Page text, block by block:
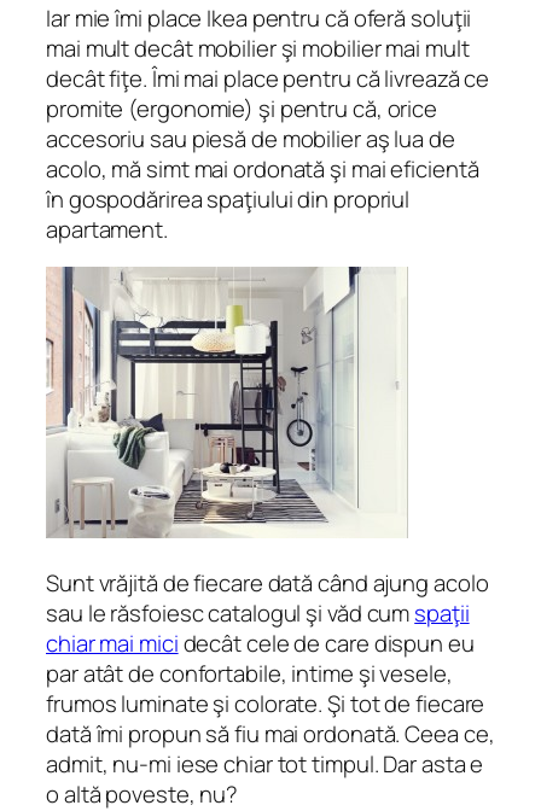
Iar mie îmi place Ikea pentru că oferă soluţii
mai mult decât mobilier şi mobilier mai mult
decât fiţe. Îmi mai place pentru că livrează ce
promite (ergonomie) şi pentru că, orice
accesoriu sau piesă de mobilier aş lua de
acolo, mă simt mai ordonată şi mai eficientă
în gospodărirea spaţiului din propriul
apartament.
Sunt vrăjită de fiecare dată când ajung acolo
sau le răsfoiesc catalogul şi văd cumspaţii
chiar mai micidecât cele de care dispun eu
par atât de confortabile, intime şi vesele,
frumos luminate şi colorate. Şi tot de fiecare
dată îmi propun să fiu mai ordonată. Ceea ce,
admit, nu-mi iese chiar tot timpul. Dar asta e
o altă poveste, nu?